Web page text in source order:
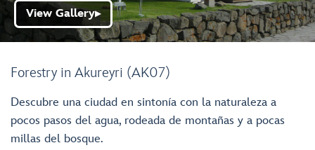
Forestry in Akureyri (AK07)
View Gallery▶
Descubre una ciudad en sintonía con la naturaleza a
pocos pasos del agua, rodeada de montañas y a pocas
millas del bosque.